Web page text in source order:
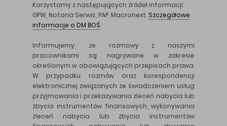
Korzystamy z następujących źródeł informacji:
GPW, Notoria Serwis, PAP, Macronext. Szczegółowe
informacje o DM BOŚ
Informujemy, że rozmowy z naszymi
pracownikami są nagrywane w zakresie
określonym w obowiązujących przepisach prawa.
W przypadku rozmów oraz korespondencji
elektronicznej związanych ze świadczeniem usług
przyjmowania i przekazywania zleceń nabycia lub
zbycia instrumentów finansowych, wykonywania
zleceń nabycia lub zbycia instrumentów